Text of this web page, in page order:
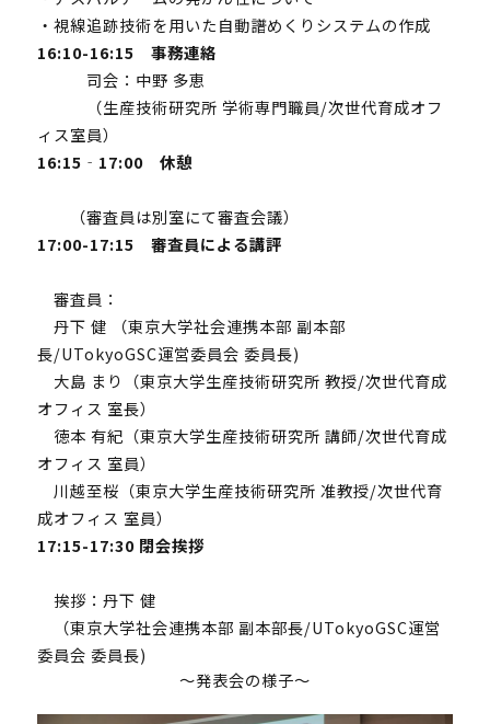
・視線追跡技術を用いた自動譜めくりシステムの作成
16:10-16:15 事務連絡
司会：中野 多恵
（生産技術研究所 学術専門職員/次世代育成オフ
ィス室員）
16:15‐17:00 休憩
（審査員は別室にて審査会議）
17:00-17:15 審査員による講評
審査員：
丹下 健 （東京大学社会連携本部 副本部
長/UTokyoGSC運営委員会 委員長)
大島 まり（東京大学生産技術研究所 教授/次世代育成
オフィス 室長）
徳本 有紀（東京大学生産技術研究所 講師/次世代育成
オフィス 室員）
川越至桜（東京大学生産技術研究所 准教授/次世代育
成オフィス 室員）
17:15-17:30 閉会挨拶
挨拶：丹下 健
（東京大学社会連携本部 副本部長/UTokyoGSC運営
委員会 委員長)
～発表会の様子～